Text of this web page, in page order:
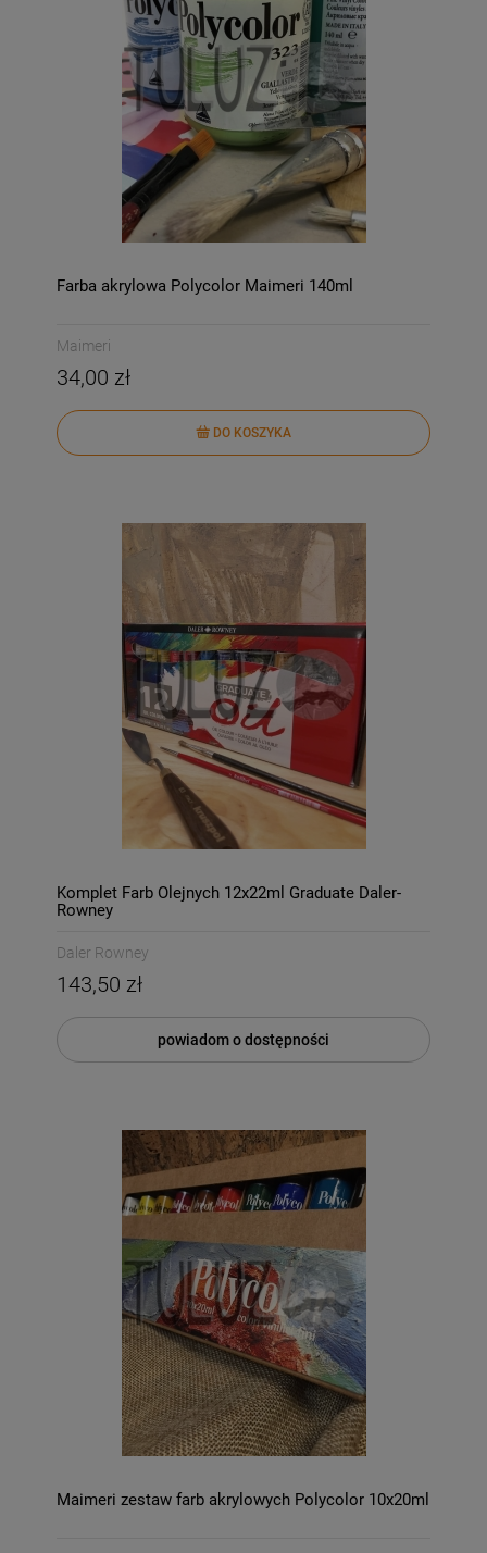
Farba akrylowa Polycolor Maimeri 140ml
Maimeri
34,00 zł
DO KOSZYKA
Komplet Farb Olejnych 12x22ml Graduate Daler-
Rowney
Daler Rowney
143,50 zł
powiadom o dostępności
Maimeri zestaw farb akrylowych Polycolor 10x20ml